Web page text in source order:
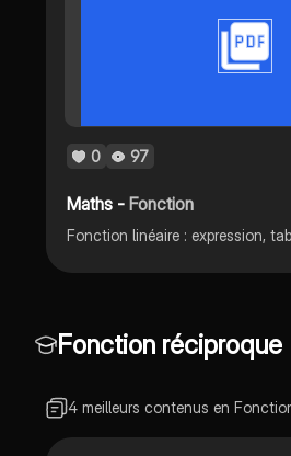
0 97
Maths -Fonction
Fonction réciproque
4 meilleurs contenus en